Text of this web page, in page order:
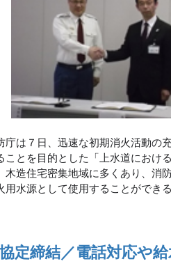
庁は７日、迅速な初期消火活動の
ことを目的とした「上水道におけ
木造住宅密集地域に多くあり、消
用水源として使用することができ
定締結／電話対応や